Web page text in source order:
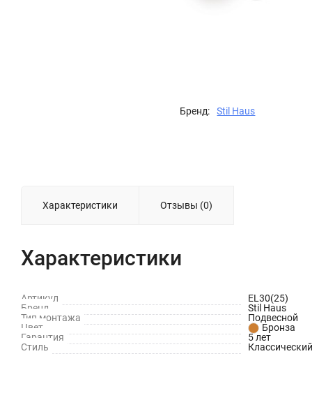
Бренд: Stil Haus
Характеристики Отзывы (0)
Характеристики
Артикул EL30(25)
Бренд
Stil Haus
Тип монтажа
Подвесной
Цвет
Бронза
Гарантия
5 лет
Стиль
Классический